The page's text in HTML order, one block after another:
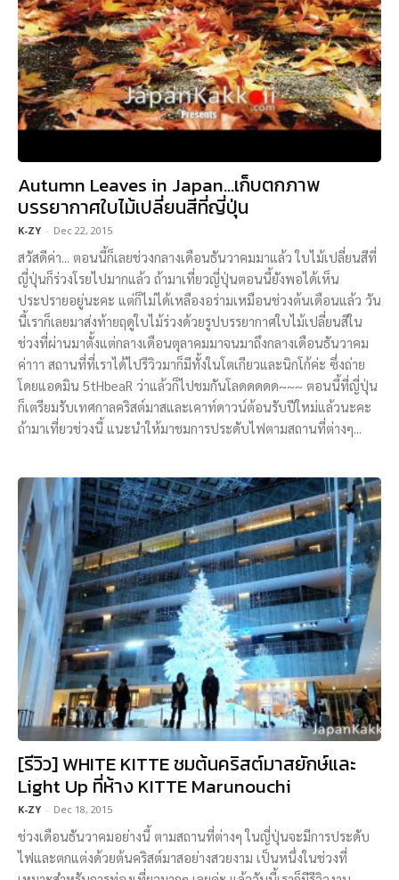
Autumn Leaves in Japan…เก็บตกภาพ
บรรยากาศใบไม้เปลี่ยนสีที่ญี่ปุ่น
K-ZY - Dec 22, 2015
สวัสดีค่า... ตอนนี้ก็เลยช่วงกลางเดือนธันวาคมมาแล้ว ใบไม้เปลี่ยนสีที่
ญี่ปุ่นก็ร่วงโรยไปมากแล้ว ถ้ามาเที่ยวญี่ปุ่นตอนนี้ยังพอได้เห็น
ประปรายอยู่นะคะ แต่ก็ไม่ได้เหลืองอร่ามเหมือนช่วงต้นเดือนแล้ว วัน
นี้เราก็เลยมาส่งท้ายฤดูใบไม้ร่วงด้วยรูปบรรยากาศใบไม้เปลี่ยนสีใน
ช่วงที่ผ่านมาตั้งแต่กลางเดือนตุลาคมมาจนมาถึงกลางเดือนธันวาคม
ค่าาา สถานที่ที่เราได้ไปรีวิวมาก็มีทั้งในโตเกียวและนิกโก้ค่ะ ซึ่งถ่าย
โดยแอดมิน 5tHbeaR ว่าแล้วก็ไปชมกันโลดดดดด~~~ ตอนนี้ที่ญี่ปุ่น
ก็เตรียมรับเทศกาลคริสต์มาสและเคาท์ดาวน์ต้อนรับปีใหม่แล้วนะคะ
ถ้ามาเที่ยวช่วงนี้ แนะนำให้มาชมการประดับไฟตามสถานที่ต่างๆ...
[รีวิว] WHITE KITTE ชมต้นคริสต์มาสยักษ์และ
Light Up ที่ห้าง KITTE Marunouchi
K-ZY - Dec 18, 2015
ช่วงเดือนธันวาคมอย่างนี้ ตามสถานที่ต่างๆ ในญี่ปุ่นจะมีการประดับ
ไฟและตกแต่งด้วยต้นคริสต์มาสอย่างสวยงาม เป็นหนึ่งในช่วงที่